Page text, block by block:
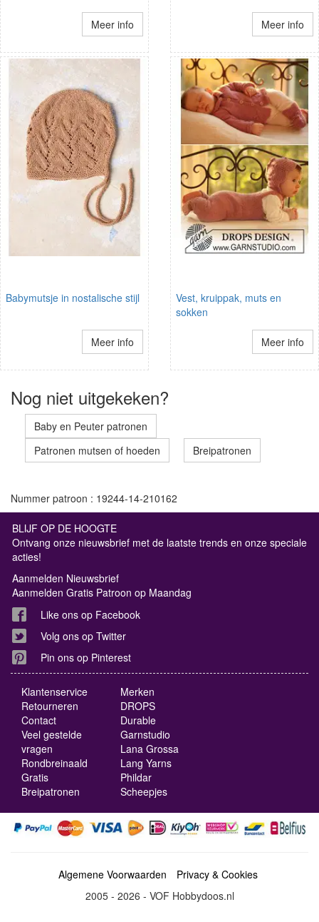
Meer info Meer info
Babymutsje in nostalische stijl
Meer info
Vest, kruippak, muts en
sokken
Meer info
Nog niet uitgekeken?
Baby en Peuter patronen
Patronen mutsen of hoeden
Breipatronen
Nummer patroon : 19244-14-210162
BLIJF OP DE HOOGTE
Ontvang onze nieuwsbrief met de laatste trends en onze speciale
acties!
Aanmelden Nieuwsbrief
Aanmelden Gratis Patroon op Maandag
Like ons op Facebook
Volg ons op Twitter
Pin ons op Pinterest
Klantenservice
Retourneren
Contact
Veel gestelde
vragen
Rondbreinaald
Gratis
Breipatronen
Merken
DROPS
Durable
Garnstudio
Lana Grossa
Lang Yarns
Phildar
Scheepjes
Algemene Voorwaarden
Privacy & Cookies
2005 - 2026 - VOF Hobbydoos.nl